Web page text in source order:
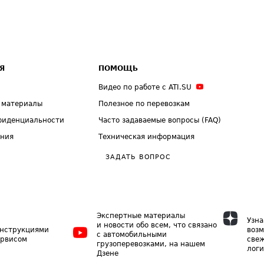
ПОМОЩЬ
Видео по работе с ATI.SU
Полезное по перевозкам
Часто задаваемые вопросы (FAQ)
Техническая информация
ЗАДАТЬ ВОПРОС
Экспертные материалы
и новости обо всем, что связано
с автомобильными
грузоперевозками, на нашем
Дзене